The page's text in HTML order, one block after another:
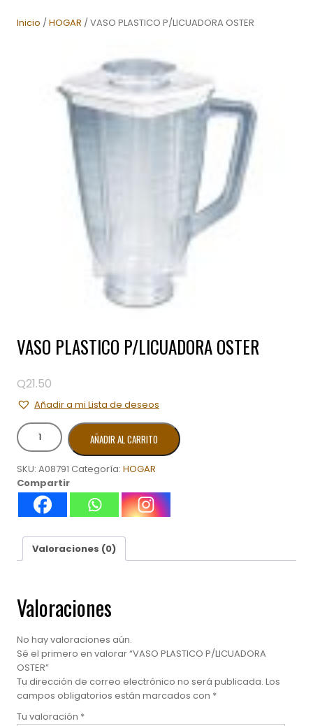
Inicio /HOGAR / VASO PLASTICO P/LICUADORA OSTER
VASO PLASTICO P/LICUADORA OSTER
Q21.50
Añadir a mi Lista de deseos
VASO
PLASTICO
P/LICUADORA
OSTER
cantidad
AÑADIR AL CARRITO
SKU: A08791 Categoría: HOGAR
Compartir
Valoraciones (0)
Valoraciones
No hay valoraciones aún.
Sé el primero en valorar “VASO PLASTICO P/LICUADORA
OSTER”
Tu dirección de correo electrónico no será publicada. Los
campos obligatorios están marcados con *
Tu valoración *